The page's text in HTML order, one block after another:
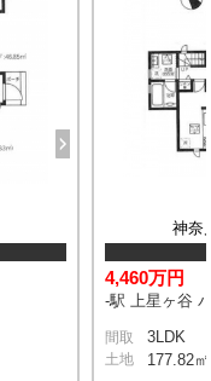
神奈
4,460万円
-駅 上星ヶ谷
間取 3LDK
土地 177.82㎡